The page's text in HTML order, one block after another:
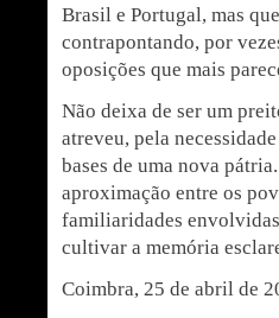
Brasil e Portugal, mas
contrapontando, por
oposições que mais
Não deixa de ser um
atreveu, pela
bases de uma nova
aproximação entre os
familiaridades
cultivar a memória
Coimbra, 25 de abril de